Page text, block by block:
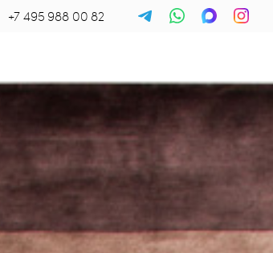
+7 495 988 00 82